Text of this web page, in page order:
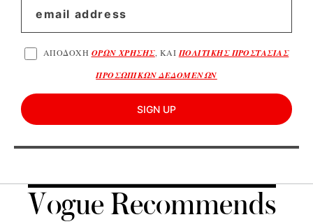
ΑΠΟΔΟΧΗ ΟΡΩΝ ΧΡΗΣΗΣ, ΚΑΙ ΠΟΛΙΤΙΚΗΣ ΠΡΟΣΤΑΣΙΑΣ
ΠΡΟΣΩΠΙΚΩΝ ΔΕΔΟΜΕΝΩΝ
SIGN UP
Vogue Recommends